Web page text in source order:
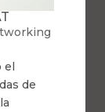
el
de